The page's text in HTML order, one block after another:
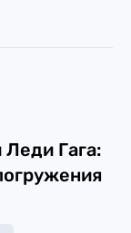
Леди Гага: